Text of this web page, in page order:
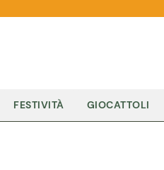
FESTIVITÀ GIOCATTOLI